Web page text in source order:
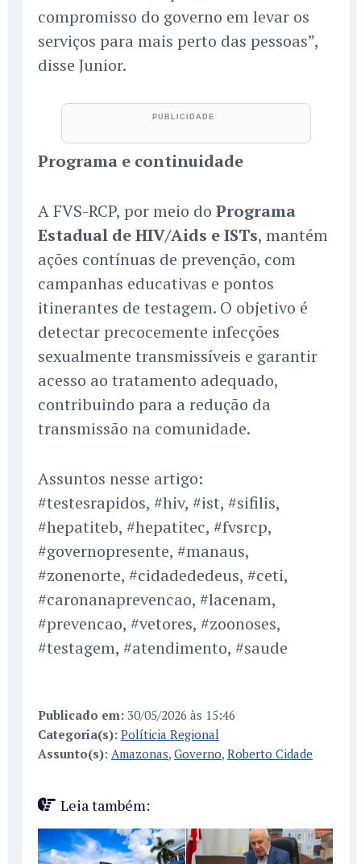
compromisso do governo em levar os
serviços para mais perto das pessoas”,
disse Junior.
Programa e continuidade
A FVS-RCP, por meio do Programa
Estadual de HIV/Aids e ISTs, mantém
ações contínuas de prevenção, com
campanhas educativas e pontos
itinerantes de testagem. O objetivo é
detectar precocemente infecções
sexualmente transmissíveis e garantir
acesso ao tratamento adequado,
contribuindo para a redução da
transmissão na comunidade.
Assuntos nesse artigo:
#testesrapidos, #hiv, #ist, #sifilis,
#hepatiteb, #hepatitec, #fvsrcp,
#governopresente, #manaus,
#zonenorte, #cidadededeus, #ceti,
#caronanaprevencao, #lacenam,
#prevencao, #vetores, #zoonoses,
#testagem, #atendimento, #saude
Publicado em: 30/05/2026 às 15:46
Categoria(s): Políticia Regional
Assunto(s): Amazonas, Governo, Roberto Cidade
Leia também: